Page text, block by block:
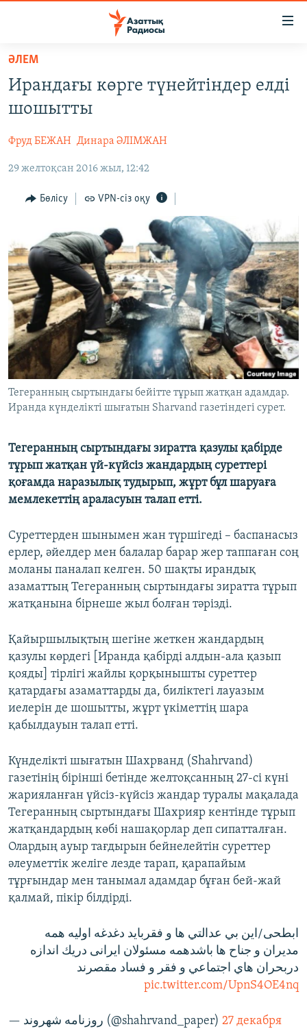
Skip
main
content
to
Navigation
САЯСАТ
ҚАҢТАР ОҚИҒАСЫ
АДАМ ҚҰҚЫҚТАРЫ
ӘЛЕУМЕТ
АРНАЙЫ ЖОБАЛАР
Русский
ЖАЗЫЛЫҢЫЗ
Басқа тілдерде
ӘЛЕМ
Ирандағы көрге түнейтіндер елді
шошытты
Фруд БЕЖАН Динара ӘЛІМЖАН
29 желтоқсан 2016 жыл, 12:42
Бөлісу VPN-сіз оқу
Тегеранның сыртындағы бейітте тұрып жатқан адамдар.
Иранда күнделікті шығатын Sharvand газетіндегі сурет.
Тегеранның сыртындағы зиратта қазулы қабірде
тұрып жатқан үй-күйсіз жандардың суреттері
қоғамда наразылық тудырып, жұрт бұл шаруаға
мемлекеттің араласуын талап етті.
Суреттерден шынымен жан түршігеді – баспанасыз
ерлер, әйелдер мен балалар барар жер таппаған соң
моланы паналап келген. 50 шақты ирандық
азаматтың Тегеранның сыртындағы зиратта тұрып
жатқанына бірнеше жыл болған тәрізді.
Қайыршылықтың шегіне жеткен жандардың
қазулы көрдегі [Иранда қабірді алдын-ала қазып
қояды] тірлігі жайлы қорқынышты суреттер
қатардағы азаматтарды да, биліктегі лауазым
иелерін де шошытты, жұрт үкіметтің шара
қабылдауын талап етті.
Күнделікті шығатын Шахрванд (Shahrvand)
газетінің бірінші бетінде желтоқсанның 27-сі күні
жарияланған үйсіз-күйсіз жандар туралы мақалада
Тегеранның сыртындағы Шахрияр кентінде тұрып
жатқандардың көбі нашақорлар деп сипатталған.
Олардың ауыр тағдырын бейнелейтін суреттер
әлеуметтік желіге лезде тарап, қарапайым
тұрғындар мен танымал адамдар бұған бей-жай
қалмай, пікір білдірді.
ابطحى/اين بي عدالتي ها و فقربايد دغدغه اوليه همه
مديران و جناح ها باشدهمه مسئولان ايرانى دريك اندازه
دربحران هاي اجتماعي و فقر و فساد مقصرند
pic.twitter.com/UpnS4OE4nq
— روزنامه شهروند (@shahrvand_paper) 27 декабря